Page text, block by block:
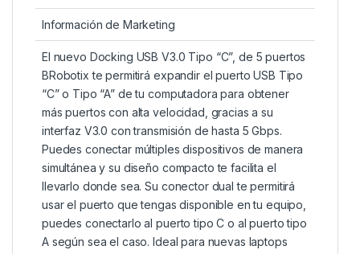
Información de Marketing
El nuevo Docking USB V3.0 Tipo “C”, de 5 puertos
BRobotix te permitirá expandir el puerto USB Tipo
“C” o Tipo “A” de tu computadora para obtener
más puertos con alta velocidad, gracias a su
interfaz V3.0 con transmisión de hasta 5 Gbps.
Puedes conectar múltiples dispositivos de manera
simultánea y su diseño compacto te facilita el
llevarlo donde sea. Su conector dual te permitirá
usar el puerto que tengas disponible en tu equipo,
puedes conectarlo al puerto tipo C o al puerto tipo
A según sea el caso. Ideal para nuevas laptops